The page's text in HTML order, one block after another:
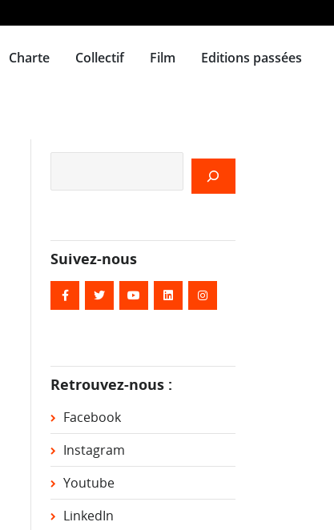
Charte Collectif Film Editions passées
Suivez-nous
Retrouvez-nous :
Facebook
Instagram
Youtube
LinkedIn